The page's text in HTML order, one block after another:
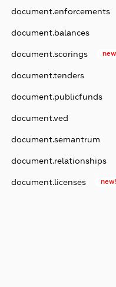
document.enforcements
document.balances
document.scorings
document.tenders
document.publicfunds
document.ved
document.semantrum
document.relationships
document.licenses new!